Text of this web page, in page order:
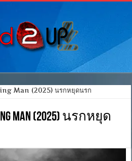
Man (2025) นรกหยุดนรก
Man (2025) นรกหยุด